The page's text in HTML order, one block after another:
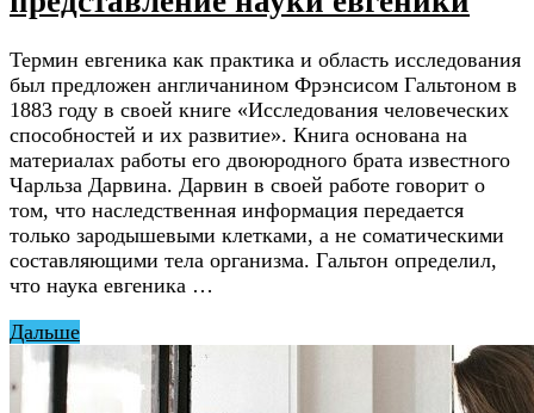
Термин евгеника как практика и область исследования
был предложен англичанином Фрэнсисом Гальтоном в
1883 году в своей книге «Исследования человеческих
способностей и их развитие». Книга основана на
материалах работы его двоюродного брата известного
Чарльза Дарвина. Дарвин в своей работе говорит о
том, что наследственная информация передается
только зародышевыми клетками, а не соматическими
составляющими тела организма. Гальтон определил,
что наука евгеника …
Дальше